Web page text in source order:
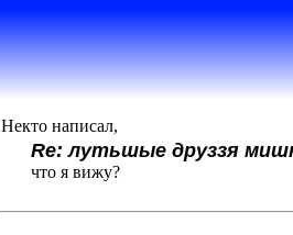
Некто написал,
Re: лутьшые друззя
что я вижу?